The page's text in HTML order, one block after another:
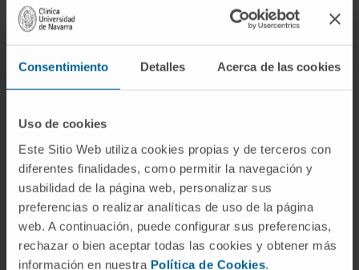
Consentimiento Detalles Acerca de las cookies
Uso de cookies
Este Sitio Web utiliza cookies propias y de terceros con
diferentes finalidades, como permitir la navegación y
usabilidad de la página web, personalizar sus
preferencias o realizar analíticas de uso de la página
web. A continuación, puede configurar sus preferencias,
rechazar o bien aceptar todas las cookies y obtener más
información en nuestra Política de Cookies.
interpretación de las observaciones puede
ser compleja. Las variaciones en el color,
de los vasos sanguíneos retinianos, y la
presencia de cualquier anomalía como
hemorragias, exudados o desprendimientos,
diagnóstico de enfermedades oculares.
Además, las innovaciones tecnológicas han
permitido la integración de cámaras y
sistemas de análisis de imagen en los
oftalmoscopios, lo cual facilita la